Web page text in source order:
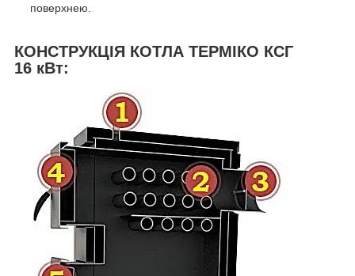
поверхнею.
КОНСТРУКЦІЯ КОТЛА ТЕРМІКО КСГ
16 кВт: